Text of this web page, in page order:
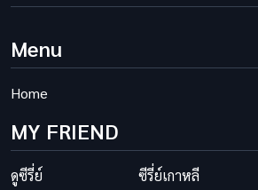
Menu
Home
MY FRIEND
ดูซีรี่ย์ ซีรี่ย์เกาหลี